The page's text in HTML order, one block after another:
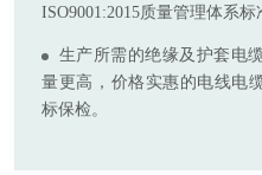
ISO9001:2015质量管理体系标
生产所需的绝缘及护套电
量更高，价格实惠的电线电
标保检。